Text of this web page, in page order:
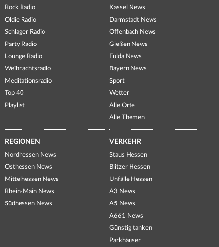
Rock Radio
Oldie Radio
Schlager Radio
Party Radio
Lounge Radio
Weihnachtsradio
Meditationsradio
Top 40
Playlist
Kassel News
Darmstadt News
Offenbach News
Gießen News
Fulda News
Bayern News
Sport
Wetter
Alle Orte
Alle Themen
REGIONEN
Nordhessen News
Osthessen News
Mittelhessen News
Rhein-Main News
Südhessen News
VERKEHR
Staus Hessen
Blitzer Hessen
Unfälle Hessen
A3 News
A5 News
A661 News
Günstig tanken
Parkhäuser